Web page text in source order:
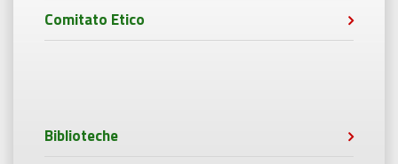
Comitato Etico
Biblioteche